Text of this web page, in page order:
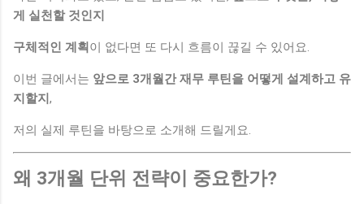
게 실천할 것인지
구체적인 계획 이 없다면 또 다시 흐름이 끊길 수 있어요.
이번 글에서는 앞으로 3개월간 재무 루틴을 어떻게 설계하고 유
지할지 ,
저의 실제 루틴을 바탕으로 소개해 드릴게요.
왜 3개월 단위 전략이 중요한가?